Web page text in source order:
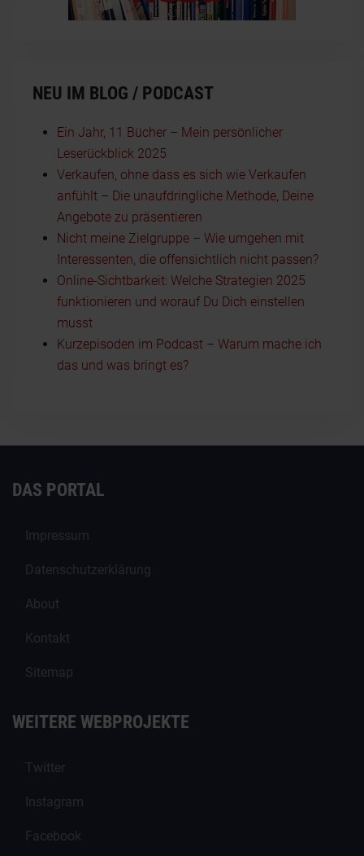
NEU IM BLOG / PODCAST
Ein Jahr, 11 Bücher – Mein persönlicher
Leserückblick 2025
Verkaufen, ohne dass es sich wie Verkaufen
anfühlt – Die unaufdringliche Methode, Deine
Angebote zu präsentieren
Nicht meine Zielgruppe – Wie umgehen mit
Interessenten, die offensichtlich nicht passen?
Online-Sichtbarkeit: Welche Strategien 2025
funktionieren und worauf Du Dich einstellen
musst
Kurzepisoden im Podcast – Warum mache ich
das und was bringt es?
DAS PORTAL
Impressum
Datenschutzerklärung
About
Kontakt
Sitemap
WEITERE WEBPROJEKTE
Twitter
Instagram
Facebook